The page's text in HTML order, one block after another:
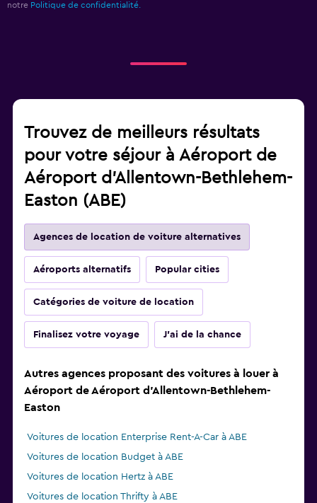
notre Politique de confidentialité.
Trouvez de meilleurs résultats
pour votre séjour à Aéroport de
Aéroport d'Allentown-Bethlehem-
Easton (ABE)
Agences de location de voiture alternatives
Aéroports alternatifs Popular cities
Catégories de voiture de location
Finalisez votre voyage J'ai de la chance
Autres agences proposant des voitures à louer à
Aéroport de Aéroport d'Allentown-Bethlehem-
Easton
Voitures de location Enterprise Rent-A-Car à ABE
Voitures de location Budget à ABE
Voitures de location Hertz à ABE
Voitures de location Thrifty à ABE